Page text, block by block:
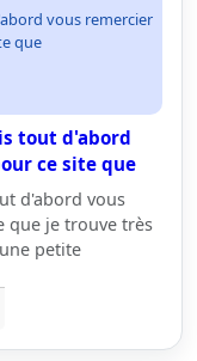
vous remercier
que
tout d'abord
ce site que
d'abord vous
que je trouve très
petite